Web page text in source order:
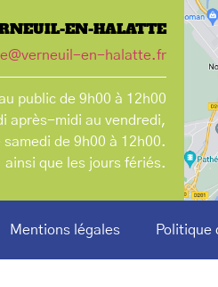
EN-HALATTE
en-halatte.fr
public de 9h00 à 12h00
après-midi au vendredi,
samedi de 9h00 à 12h00.
ainsi que les jours fériés.
Mentions légales Politique